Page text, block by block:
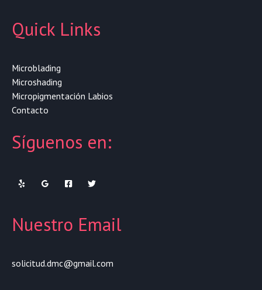
Quick Links
Microblading
Microshading
Micropigmentación Labios
Contacto
Síguenos en:
Nuestro Email
solicitud.dmc@gmail.com